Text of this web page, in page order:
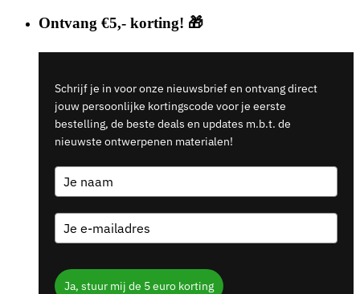
Ontvang €5,- korting! 🎁
Schrijf je in voor onze nieuwsbrief en ontvang direct
jouw persoonlijke kortingscode voor je eerste
bestelling, de beste deals en updates m.b.t. de
nieuwste ontwerpenen materialen!
Ja, stuur mij de 5 euro korting